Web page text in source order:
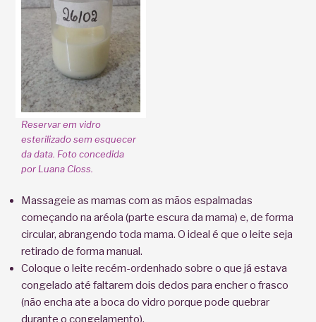
Reservar em vidro
esterilizado sem esquecer
da data. Foto concedida
por Luana Closs.
Massageie as mamas com as mãos espalmadas
começando na aréola (parte escura da mama) e, de forma
circular, abrangendo toda mama. O ideal é que o leite seja
retirado de forma manual.
Coloque o leite recém-ordenhado sobre o que já estava
congelado até faltarem dois dedos para encher o frasco
(não encha ate a boca do vidro porque pode quebrar
durante o congelamento).